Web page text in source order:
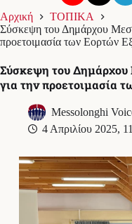
Αρχική
ΤΟΠΙΚΑ
Σύσκεψη του Δημάρχου
προετοιμασία των Εορτών
Σύσκεψη του Δημάρχου
για την προετοιμασία
Messolonghi
4 Απριλίου 2025,